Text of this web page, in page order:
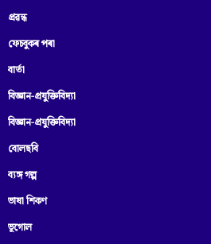
প্ৰৱন্ধ
ফেচবুকৰ পৰা
বাৰ্তা
বিজ্ঞান-প্রযুক্তিবিদ্যা
বিজ্ঞান-প্ৰযুক্তিবিদ্যা
বোলছবি
ব্যঙ্গ গল্প
ভাষা শিকণ
ভূগোল